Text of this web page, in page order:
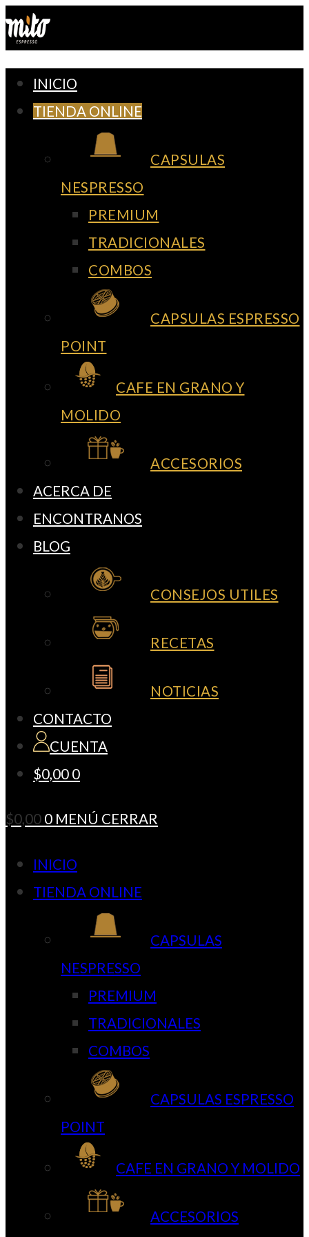
Ir
al
contenido
INICIO
TIENDA ONLINE
CAPSULAS
NESPRESSO
PREMIUM
TRADICIONALES
COMBOS
CAPSULAS ESPRESSO
POINT
CAFE EN GRANO Y
MOLIDO
ACCESORIOS
ACERCA DE
ENCONTRANOS
BLOG
CONSEJOS UTILES
RECETAS
NOTICIAS
CONTACTO
CUENTA
$0,00 0
$0,00 0 MENÚ CERRAR
INICIO
TIENDA ONLINE
CAPSULAS
NESPRESSO
PREMIUM
TRADICIONALES
COMBOS
CAPSULAS ESPRESSO
POINT
CAFE EN GRANO Y MOLIDO
ACCESORIOS